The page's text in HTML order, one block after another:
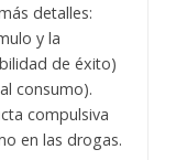
detalles:
y la
de éxito)
consumo).
compulsiva
en las drogas.